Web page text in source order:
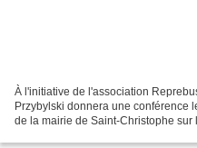
À l'initiative de l'association
Przybylski donnera une conférence
de la mairie de Saint-Christophe